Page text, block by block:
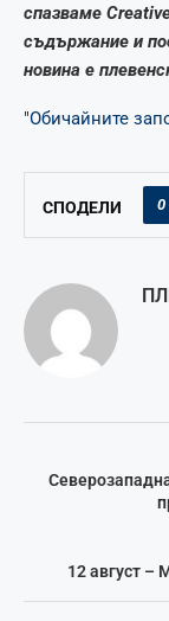
спазваме
съдържание и
новина е
"Обичайните
СПОДЕЛИ 0
12 август